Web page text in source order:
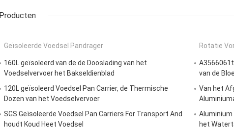
Producten
Geïsoleerde Voedsel Pandrager
160L geïsoleerd van de de Dooslading van het
Voedselvervoer het Bakseldienblad
120L geïsoleerd Voedsel Pan Carrier, de Thermische
Dozen van het Voedselvervoer
SGS Geïsoleerde Voedsel Pan Carriers For Transport And
houdt Koud Heet Voedsel
Rotatie
van de
Van het
Aluminium
het